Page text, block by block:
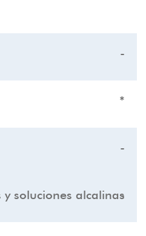
-
*
-
y soluciones alcalinas
-